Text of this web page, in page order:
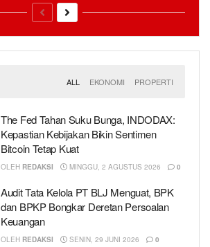
ALL EKONOMI PROPERTI
The Fed Tahan Suku Bunga, INDODAX:
Kepastian Kebijakan Bikin Sentimen
Bitcoin Tetap Kuat
OLEH REDAKSI MINGGU, 2 AGUSTUS 2026 0
Audit Tata Kelola PT BLJ Menguat, BPK
dan BPKP Bongkar Deretan Persoalan
Keuangan
OLEH REDAKSI SENIN, 29 JUNI 2026 0